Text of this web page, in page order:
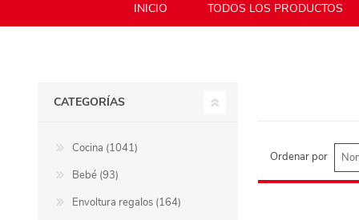
INICIO TODOS LOS PRODUCTOS
MATPack
Alklin
Ordenar por
CATEGORÍAS
Cocina (1041)
Bebé (93)
Envoltura regalos (164)